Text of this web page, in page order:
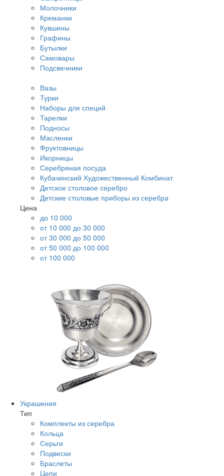
Молочники
Креманки
Кувшины
Графины
Бутылки
Самовары
Подсвечники
Вазы
Турки
Наборы для специй
Тарелки
Подносы
Масленки
Фруктовницы
Икорницы
Серебряная посуда
Кубачинский Художественный Комбинат
Детское столовое серебро
Детские столовые приборы из серебра
Цена
до 10 000
от 10 000 до 30 000
от 30 000 до 50 000
от 50 000 до 100 000
от 100 000
Украшения
Тип
Комплекты из серебра
Кольца
Серьги
Подвески
Браслеты
Цепи